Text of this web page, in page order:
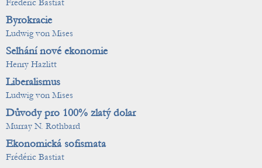
Frédéric Bastiat
Byrokracie
Ludwig von Mises
Selhání nové ekonomie
Henry Hazlitt
Liberalismus
Ludwig von Mises
Důvody pro 100% zlatý dolar
Murray N. Rothbard
Ekonomická sofismata
Frédéric Bastiat